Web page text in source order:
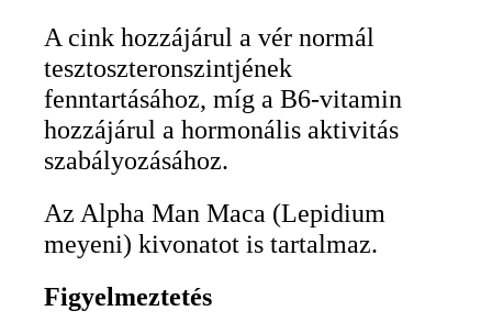
A cink hozzájárul a vér normál
tesztoszteronszintjének
fenntartásához, míg a B6-vitamin
hozzájárul a hormonális aktivitás
szabályozásához.
Az Alpha Man Maca (Lepidium
meyeni) kivonatot is tartalmaz.
Figyelmeztetés